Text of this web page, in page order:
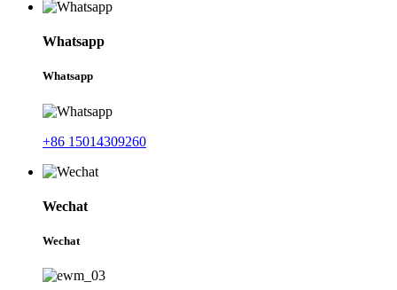
Whatsapp
Whatsapp
+86 15014309260
Wechat
Wechat